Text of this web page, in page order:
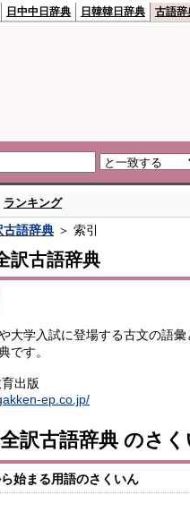
日中中日辞典 日韓韓日辞典 古語辞
ランキング
古語辞典 ＞ 索引
訳古語辞典
大学入試に登場する古文の語
です。
出版
ep.co.jp/
訳古語辞典 のさ
ら始まる用語のさくいん